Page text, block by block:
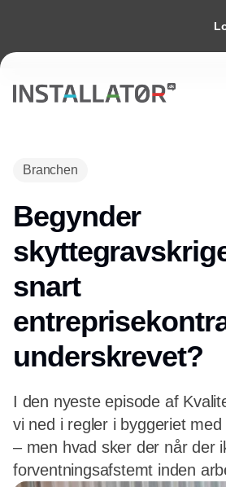
Branchen
Begynder
snart
underskrevet?
I den nyeste episode af
vi ned i regler i byggeriet
– men hvad sker der når der
forventningsafstemt inden